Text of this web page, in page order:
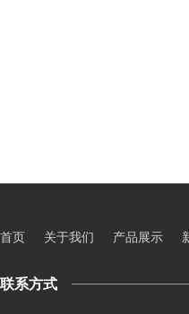
首页 关于我们 产品展示
联系方式